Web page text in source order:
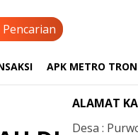
Pencarian
APK METRO
ALAMAT
Desa :